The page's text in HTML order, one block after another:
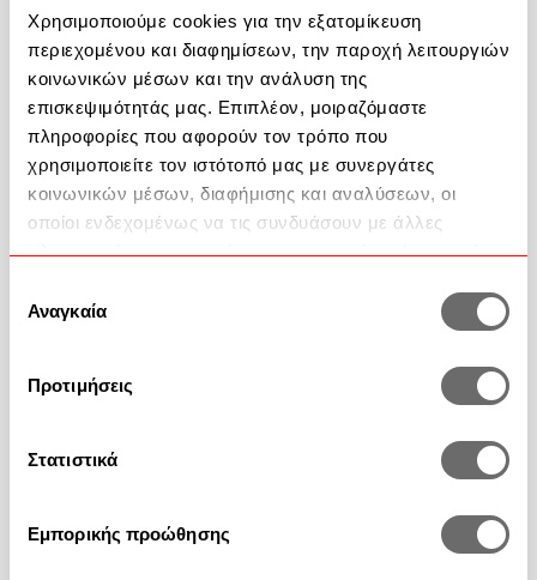
Χρησιμοποιούμε cookies για την εξατομίκευση
περιεχομένου και διαφημίσεων, την παροχή λειτουργιών
κοινωνικών μέσων και την ανάλυση της
επισκεψιμότητάς μας. Επιπλέον, μοιραζόμαστε
πληροφορίες που αφορούν τον τρόπο που
χρησιμοποιείτε τον ιστότοπό μας με συνεργάτες
κοινωνικών μέσων, διαφήμισης και αναλύσεων, οι
οποίοι ενδεχομένως να τις συνδυάσουν με άλλες
πληροφορίες που τους έχετε παραχωρήσει ή τις οποίες
των υπηρεσιών τους.
συγκατάθεσης
Αναγκαία
Προτιμήσεις
Στατιστικά
Εμπορικής προώθησης
Προσθήκη στο καλάθι
Περιγραφή Προϊόντος
Βοήθεια